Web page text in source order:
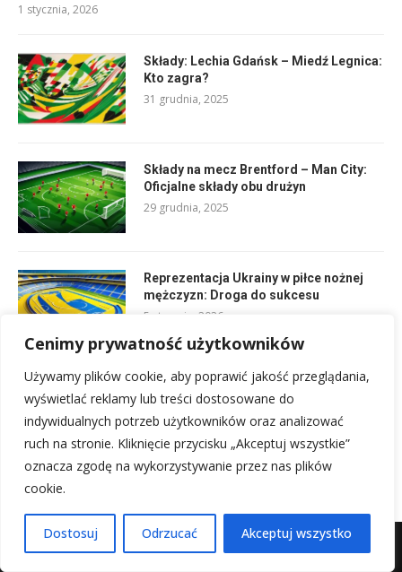
Cenimy prywatność użytkowników
Używamy plików cookie, aby poprawić jakość przeglądania,
wyświetlać reklamy lub treści dostosowane do
indywidualnych potrzeb użytkowników oraz analizować
ruch na stronie. Kliknięcie przycisku „Akceptuj wszystkie”
oznacza zgodę na wykorzystywanie przez nas plików
cookie.
Dostosuj Odrzucać Akceptuj wszystko
1 stycznia, 2026
Składy: Lechia Gdańsk – Miedź Legnica:
Kto zagra?
31 grudnia, 2025
Składy na mecz Brentford – Man City:
Oficjalne składy obu drużyn
29 grudnia, 2025
Reprezentacja Ukrainy w piłce nożnej
mężczyzn: Droga do sukcesu
5 stycznia, 2026
Rankingi Ruch Chorzów: Najczęstsze
choroby aparatu ruchu
29 grudnia, 2025
Mapa witryny Kontakt z nami